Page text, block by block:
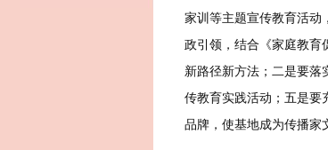
家训等主题宣传教育活动
政引领，结合《家庭教育
新路径新方法；二是要落
传教育实践活动；五是要
品牌，使基地成为传播家